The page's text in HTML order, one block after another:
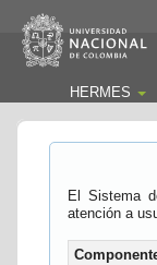
HERMES
El Sistema
atención a